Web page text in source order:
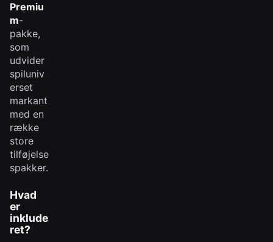
Premiu
m-
pakke,
som
udvider
spiluniv
erset
markant
med en
række
store
tilføjelse
spakker.
Hvad
er
inklude
ret?